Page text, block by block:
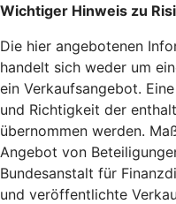
Wichtiger Hinweis zu
Die hier angebotenen
handelt sich weder um
ein Verkaufsangebot.
und Richtigkeit der
übernommen werden.
Angebot von
Bundesanstalt für
und veröffentlichte